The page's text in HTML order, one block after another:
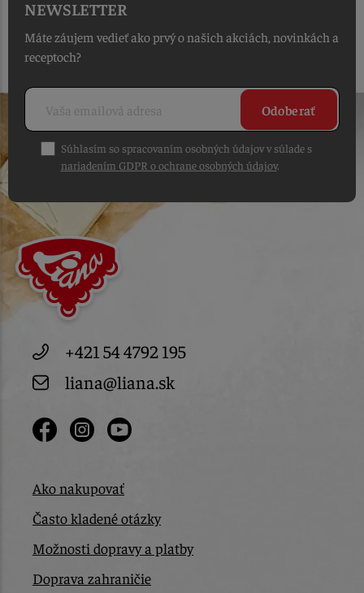
NEWSLETTER
Máte záujem vedieť ako prvý o našich akciách, novinkách a
receptoch?
Odoberať
Súhlasím so spracovaním osobných údajov v súlade s
nariadením GDPR o ochrane osobných údajov.
+421 54 4792 195
liana@liana.sk
Ako nakupovať
Často kladené otázky
Možnosti dopravy a platby
Doprava zahraničie